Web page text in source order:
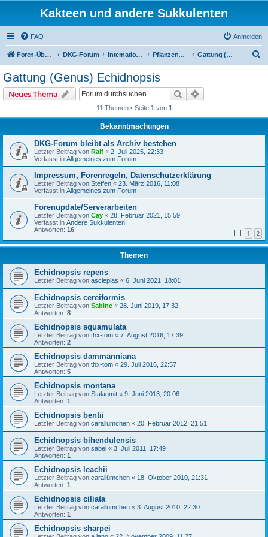
Kakteen und andere Sukkulenten
FAQ Anmelden
Foren-Übersicht DKG-Forum International Stapeliad Group Forum Pflanzenportraits Gattung (Genus) Echidnopsis
Gattung (Genus) Echidnopsis
Neues Thema Suche
11 Themen • Seite 1 von 1
Bekanntmachungen
DKG-Forum bleibt als Archiv bestehen
Letzter Beitrag von Ralf « 2. Juli 2025, 22:33
Verfasst in Allgemeines zum Forum
Impressum, Forenregeln, Datenschutzerklärung
Letzter Beitrag von Steffen « 23. März 2016, 11:08
Verfasst in Allgemeines zum Forum
Forenupdate/Serverarbeiten
Letzter Beitrag von Cay « 28. Februar 2021, 15:59
Verfasst in Andere Sukkulenten
Antworten: 16 1 2
Themen
Echidnopsis repens
Letzter Beitrag von asclepias « 6. Juni 2021, 18:01
Echidnopsis cereiformis
Letzter Beitrag von Sabine « 28. Juni 2019, 17:32
Antworten: 8
Echidnopsis squamulata
Letzter Beitrag von thx-tom « 7. August 2016, 17:39
Antworten: 2
Echidnopsis dammanniana
Letzter Beitrag von thx-tom « 29. Juli 2016, 22:57
Antworten: 5
Echidnopsis montana
Letzter Beitrag von Stalagmit « 9. Juni 2013, 20:06
Antworten: 1
Echidnopsis bentii
Letzter Beitrag von carallümchen « 20. Februar 2012, 21:51
Echidnopsis bihendulensis
Letzter Beitrag von sabel « 3. Juli 2011, 17:49
Antworten: 1
Echidnopsis leachii
Letzter Beitrag von carallümchen « 18. Oktober 2010, 21:31
Antworten: 1
Echidnopsis ciliata
Letzter Beitrag von carallümchen « 3. August 2010, 22:30
Antworten: 1
Echidnopsis sharpei